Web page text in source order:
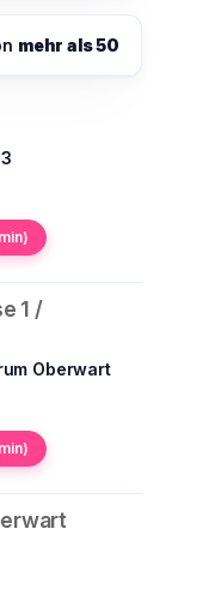
mehr als 50
1 /
Oberwart